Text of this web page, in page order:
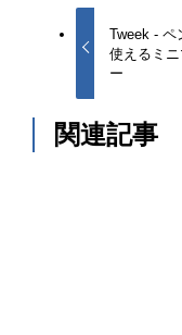
Tweek - ペ
使えるミ
ー
関連記事